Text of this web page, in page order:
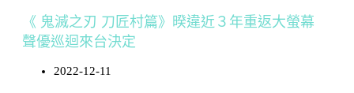
《 鬼滅之刃 刀匠村篇》暌違近３年重返大螢幕
聲優巡迴來台決定
2022-12-11